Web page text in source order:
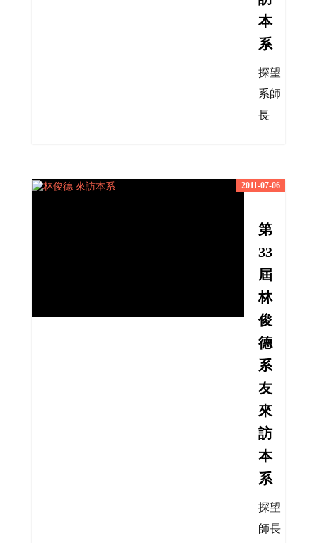
本
系
探望
系師
長
2011-07-06
第
33
屆
林
俊
德
系
友
來
訪
本
系
探望
師長